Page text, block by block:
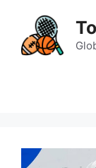
content